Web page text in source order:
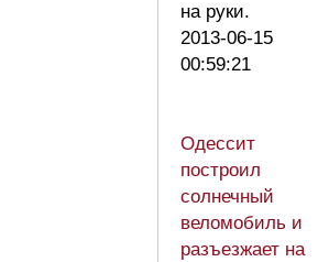
на руки.
2013-06-15
00:59:21
Одессит
построил
солнечный
веломобиль и
разъезжает на